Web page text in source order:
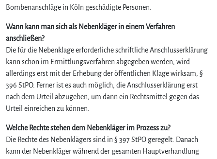
Bombenanschläge in Köln geschädigte Personen.
Wann kann man sich als Nebenkläger in einem Verfahren
anschließen?
Die für die Nebenklage erforderliche schriftliche Anschlusserklärung
kann schon im Ermittlungsverfahren abgegeben werden, wird
allerdings erst mit der Erhebung der öffentlichen Klage wirksam, §
396 StPO. Ferner ist es auch möglich, die Anschlusserklärung erst
nach dem Urteil abzugeben, um dann ein Rechtsmittel gegen das
Urteil einreichen zu können.
Welche Rechte stehen dem Nebenkläger im Prozess zu?
Die Rechte des Nebenklägers sind in § 397 StPO geregelt. Danach
kann der Nebenkläger während der gesamten Hauptverhandlung